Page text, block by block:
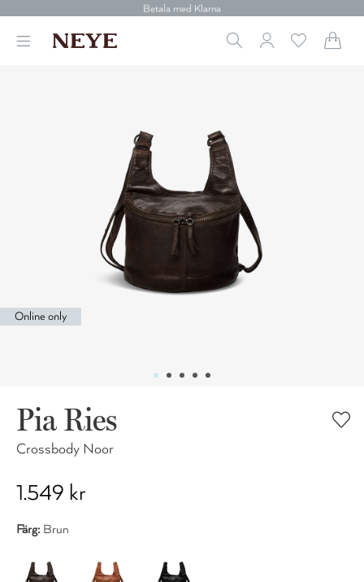
30 dagars retur
Betala med Klarna
Leverans 1-4 arbetsdagar
Online only
Pia Ries
Crossbody Noor
1.549 kr
Färg: Brun